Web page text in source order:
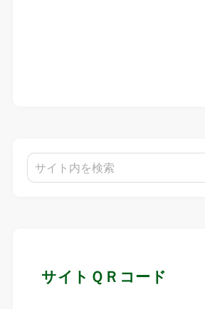
サイトＱＲコード